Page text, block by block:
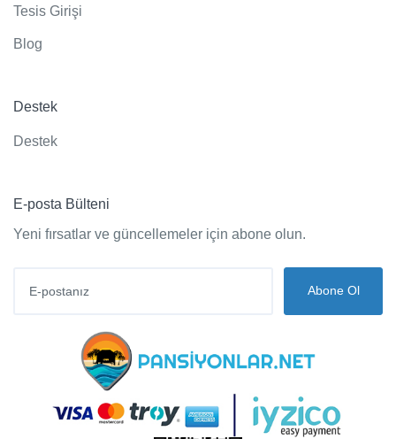
Tesis Girişi
Blog
Destek
Destek
E-posta Bülteni
Yeni fırsatlar ve güncellemeler için abone olun.
Abone Ol